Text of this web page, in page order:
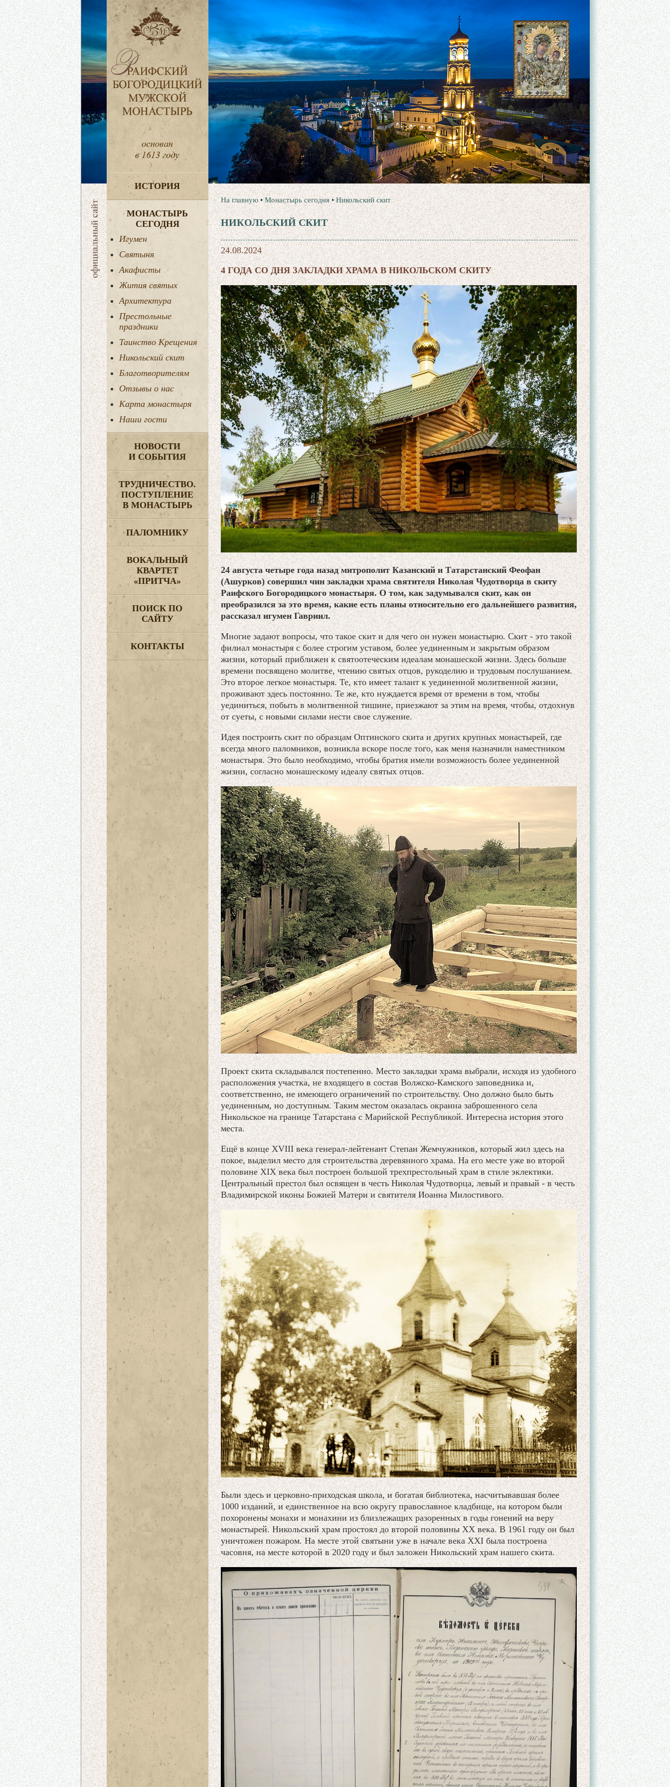
ИСТОРИЯ
МОНАСТЫРЬ
СЕГОДНЯ
Игумен
Святыня
Акафисты
Жития святых
Архитектура
Престольные
праздники
Таинство Крещения
Никольский скит
Благотворителям
Отзывы о нас
Карта монастыря
Наши гости
НОВОСТИ
И СОБЫТИЯ
ТРУДНИЧЕСТВО.
ПОСТУПЛЕНИЕ
В МОНАСТЫРЬ
ПАЛОМНИКУ
ВОКАЛЬНЫЙ
КВАРТЕТ
«ПРИТЧА»
ПОИСК ПО
САЙТУ
КОНТАКТЫ
На главную •Монастырь сегодня •Никольский скит
НИКОЛЬСКИЙ СКИТ
24.08.2024
4 ГОДА СО ДНЯ ЗАКЛАДКИ ХРАМА В НИКОЛЬСКОМ СКИТУ
24 августа четыре года назад митрополит Казанский и Татарстанский Феофан
(Ашурков) совершил чин закладки храма святителя Николая Чудотворца в скиту
Раифского Богородицкого монастыря. О том, как задумывался скит, как он
преобразился за это время, какие есть планы относительно его дальнейшего развития,
рассказал игумен Гавриил.
Многие задают вопросы, что такое скит и для чего он нужен монастырю. Скит - это такой
филиал монастыря с более строгим уставом, более уединенным и закрытым образом
жизни, который приближен к святоотеческим идеалам монашеской жизни. Здесь больше
времени посвящено молитве, чтению святых отцов, рукоделию и трудовым послушанием.
Это второе легкое монастыря. Те, кто имеет талант к уединенной молитвенной жизни,
проживают здесь постоянно. Те же, кто нуждается время от времени в том, чтобы
уединиться, побыть в молитвенной тишине, приезжают за этим на время, чтобы, отдохнув
от суеты, с новыми силами нести свое служение.
Идея построить скит по образцам Оптинского скита и других крупных монастырей, где
всегда много паломников, возникла вскоре после того, как меня назначили наместником
монастыря. Это было необходимо, чтобы братия имели возможность более уединенной
жизни, согласно монашескому идеалу святых отцов.
Проект скита складывался постепенно. Место закладки храма выбрали, исходя из удобного
расположения участка, не входящего в состав Волжско-Камского заповедника и,
соответственно, не имеющего ограничений по строительству. Оно должно было быть
уединенным, но доступным. Таким местом оказалась окраина заброшенного села
Никольское на границе Татарстана с Марийской Республикой. Интересна история этого
места.
Ещё в конце XVIII века генерал-лейтенант Степан Жемчужников, который жил здесь на
покое, выделил место для строительства деревянного храма. На его месте уже во второй
половине XIX века был построен большой трехпрестольный храм в стиле эклектики.
Центральный престол был освящен в честь Николая Чудотворца, левый и правый - в честь
Владимирской иконы Божией Матери и святителя Иоанна Милостивого.
Были здесь и церковно-приходская школа, и богатая библиотека, насчитывавшая более
1000 изданий, и единственное на всю округу православное кладбище, на котором были
похоронены монахи и монахини из близлежащих разоренных в годы гонений на веру
монастырей. Никольский храм простоял до второй половины XX века. В 1961 году он был
уничтожен пожаром. На месте этой святыни уже в начале века XXI была построена
часовня, на месте которой в 2020 году и был заложен Никольский храм нашего скита.